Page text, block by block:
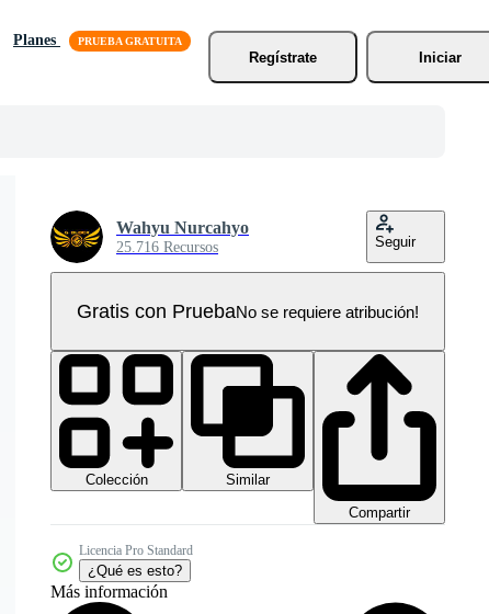
Planes
Regístrate
Iniciar
Wahyu Nurcahyo
25.716 Recursos Seguir
Gratis con PruebaNo se requiere atribución!
Colección
Similar
Compartir
Licencia Pro Standard
¿Qué es esto?
Más información